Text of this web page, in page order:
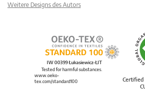
Weitere Designs des Autors
Certified
IW 00399 Łukasiewicz-ŁIT
Tested for harmful substances.
www.oeko-
tex.com/standard100